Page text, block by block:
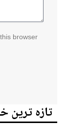
browser
تازہ ترین